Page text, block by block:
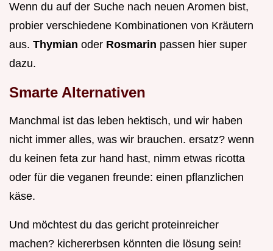
Wenn du auf der Suche nach neuen Aromen bist,
probier verschiedene Kombinationen von Kräutern
aus. Thymian oder Rosmarin passen hier super
dazu.
Smarte Alternativen
Manchmal ist das leben hektisch, und wir haben
nicht immer alles, was wir brauchen. ersatz? wenn
du keinen feta zur hand hast, nimm etwas ricotta
oder für die veganen freunde: einen pflanzlichen
käse.
Und möchtest du das gericht proteinreicher
machen? kichererbsen könnten die lösung sein!